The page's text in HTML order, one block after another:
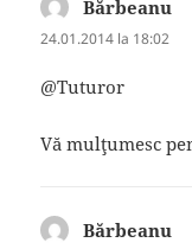
Bărbeanu
24.01.2014 la 18:02
@Tuturor
Vă mulţumesc
Bărbeanu